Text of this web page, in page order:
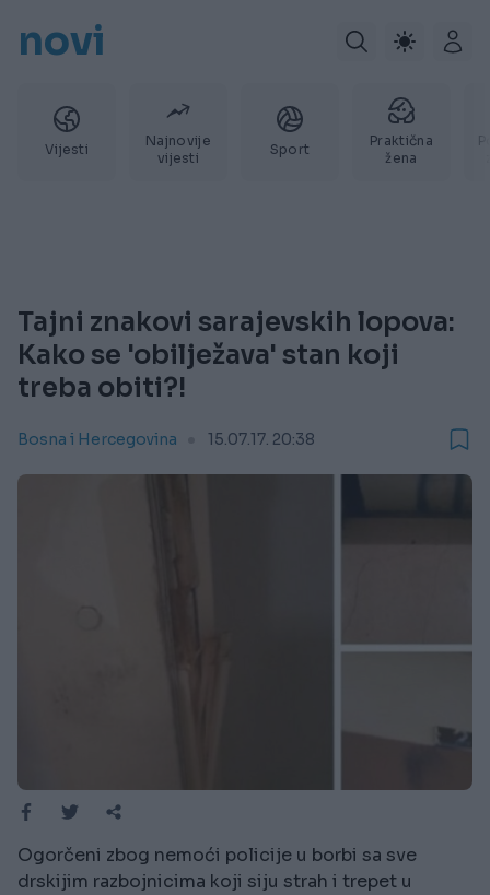
novi
Vijesti
Najnovije
vijesti
Sport
Praktična
žena
Tajni znakovi sarajevskih lopova:
Kako se 'obilježava' stan koji
treba obiti?!
Bosna i Hercegovina 15.07.17. 20:38
Ogorčeni zbog nemoći policije u borbi sa sve
drskijim razbojnicima koji siju strah i trepet u